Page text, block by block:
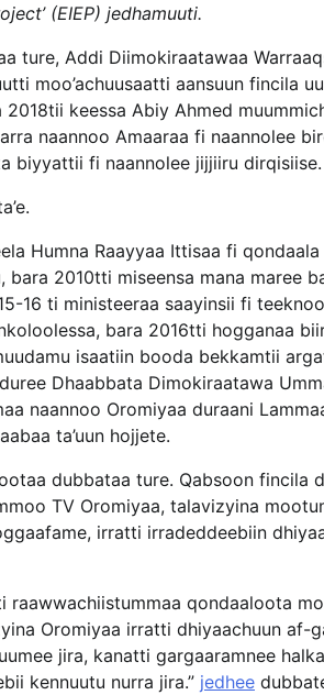
(EIEP) jedhamuuti.
ture, Addi Diimokiraatawaa
moo’achuusaatti aansuun fincila
keessa Abiy Ahmed
naannoo Amaaraa fi naannolee
biyyattii fi naannolee jijjiiru dirqisiise.
Humna Raayyaa Ittisaa fi
2010tti miseensa mana maree
16 ti ministeeraa saayinsii fi
bara 2016tti hogganaa
isaatiin booda bekkamtii
Dhaabbata Dimokiraatawa
naannoo Oromiyaa duraani
ta’uun hojjete.
dubbataa ture. Qabsoon fincila
TV Oromiyaa, talavizyina
irratti irradeddeebiin
raawwachiistummaa qondaaloota
Oromiyaa irratti dhiyaachuun af-
jira, kanatti gargaaramnee
kennuutu nurra jira.” jedhee